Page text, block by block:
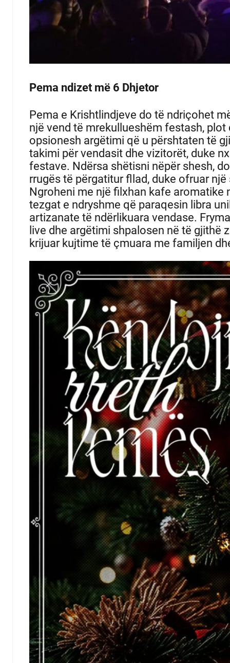
Pema ndizet më 6 Dhjetor
Pema e Krishtlindjeve do të ndriçohet
një vend të mrekullueshëm festash,
opsionesh argëtimi që u përshtaten të
takimi për vendasit dhe vizitorët, duke
festave. Ndërsa shëtisni nëpër shesh,
rrugës të përgatitur fllad, duke ofruar
Ngroheni me një filxhan kafe
tezgat e ndryshme që paraqesin libra
artizanate të ndërlikuara vendase.
live dhe argëtimi shpalosen në të gjithë
krijuar kujtime të çmuara me familjen